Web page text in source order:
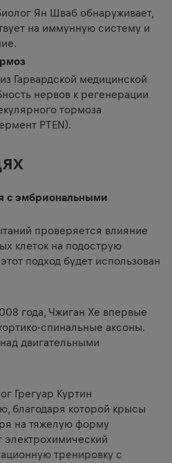
Ян Шваб обнаруживает,
на иммунную систему и
Гарвардской медицинской
нервов к регенерации
тормоза
PTEN).
с эмбриональными
проверяется влияние
клеток на подострую
подход будет использован
года, Чжиган Хе впервые
спинальные аксоны.
двигательными
Грегуар Куртин
благодаря которой крысы
на тяжелую форму
электрохимический
тренировку с